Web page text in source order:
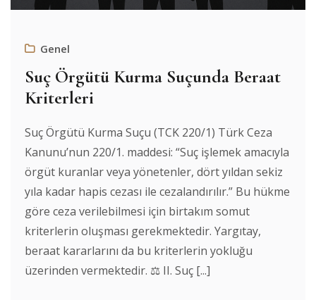
Genel
Suç Örgütü Kurma Suçunda Beraat
Kriterleri
Suç Örgütü Kurma Suçu (TCK 220/1) Türk Ceza
Kanunu’nun 220/1. maddesi: “Suç işlemek amacıyla
örgüt kuranlar veya yönetenler, dört yıldan sekiz
yıla kadar hapis cezası ile cezalandırılır.” Bu hükme
göre ceza verilebilmesi için birtakım somut
kriterlerin oluşması gerekmektedir. Yargıtay,
beraat kararlarını da bu kriterlerin yokluğu
üzerinden vermektedir. ⚖️ II. Suç [...]